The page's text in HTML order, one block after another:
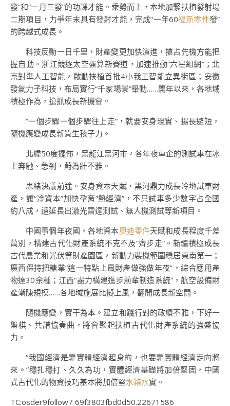
發”和“一月三發”的功課才能。乘勢而上，本地加緊扶植發射場
二期項目，力爭年末具有發射才能，完成“一年60福斯零件發”
的跨越式成長。
科技反動一日千里，財產變更加快演進，搶占先機方能把
握自動。浙江競逐太空盤算新賽道，加速推動“六星組網”；北
京對準人工智能，啟動扶植首批4小我工智能立異街區；安徽
發氣力子科技，布局實行“千家場景”舉動……開年以來，各地域
積極作為，搶抓成長新機會。
“一個步驟一個步驟往上走”，就要安身現實、揚長避短，
隨機應變成長新質生孩子力。
北緯50度擺佈，黑龍江黑河市，各年夜車企的測試車在冰
上奔馳、急剎，蔚為壯不雅。
思緒決議前途。安身資本天賦，黑河鼎力成長冷地試車財
產，讓“冷資本”加快孕育“熱經濟”，不只試車多少數字占全國
約八成，還延長出激光雷達測試、無人機測試等新項目。
中國事個年夜國，各地資本奧迪零件天賦和成長程度千差
萬別，構建古代化財產系統不克不及“齊步走”。新疆積極成長
古代農業和光伏等財產園區，新動力裝機範圍穩居東南第一；
廣西保持把糖業“這一特點上風財產做強做年夜”，綜合應用產
物達30余種；江西“盡力構建進步前輩制造系統”，航空設備財
產漸陳規模……各地域施展比擬上風，翻開成長新空間。
隨機應變，實干為本。建立和踐行對的政績不雅，下好一
盤棋、共譜協奏曲，將會聚起扶植古代化財產系統的強盛協
力。
“我國經濟是靠實體經濟起身的，也要靠實體經濟走向將
來。”穩扎穩打、久久為功，實體經濟基礎將加倍堅固，中國
式古代化的物資技巧基本將加倍堅水箱水實。
TC:osder9follow7 69f3803fbd0d50.22671586